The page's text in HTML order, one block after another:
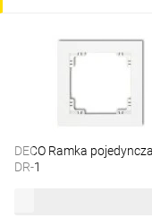
DECO Ramka
DR-1